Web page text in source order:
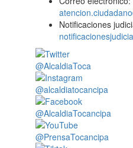
Notificaciones
@AlcaldiaToca
@alcaldiatocancipa
@AlcaldiaTocancipa
@PrensaTocancipa